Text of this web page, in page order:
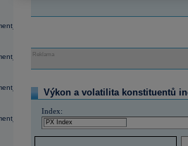
0,75
0,00
Reklama
Výkon a volatilita konstituentů
Index: